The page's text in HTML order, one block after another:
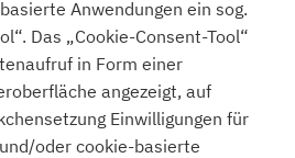
Anwendungen ein sog.
Das „Cookie-Consent-Tool“
in Form einer
angezeigt, auf
Einwilligungen für
oder cookie-basierte